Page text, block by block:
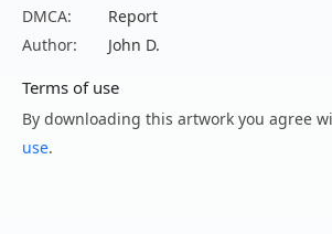
DMCA:
Report
Author:
John D.
Terms of use
By downloading this artwork you agree
use.